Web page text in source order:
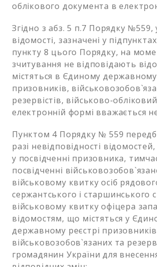
облікового документа в
Згідно з абз. 5 п.7 Порядку №559,
відомості, зазначені у
пункту 8 цього Порядку, на
зчитування не відповідають
містяться в Єдиному державному
призовників,
резервістів, військово-
електронній формі вважається
Пунктом 4 Порядку № 559
разі невідповідності
у посвідченні призовника,
посвідченні
військовому квитку осіб
сержантського і старшинського
військовому квитку офіцера
відомостям, що містяться у
державному реєстрі
військовозобов`язаних та
громадянин України для